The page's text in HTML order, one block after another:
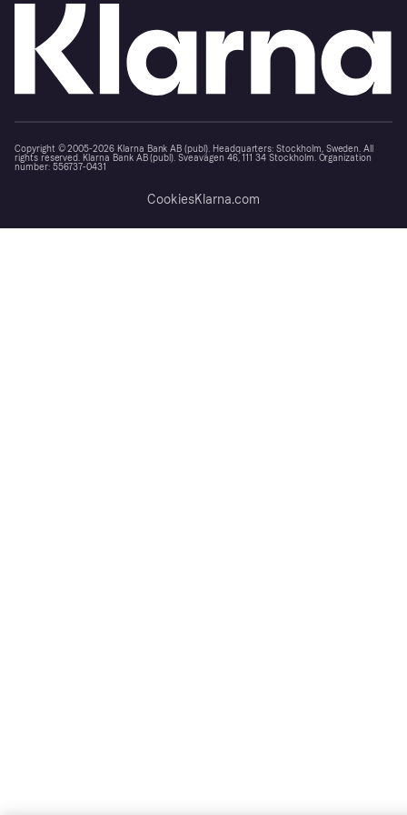
Copyright © 2005-2026 Klarna Bank AB (publ). Headquarters: Stockholm, Sweden. All
rights reserved. Klarna Bank AB (publ). Sveavägen 46, 111 34 Stockholm. Organization
number: 556737-0431
CookiesKlarna.com